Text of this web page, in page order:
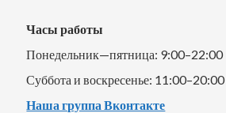
Часы работы
Понедельник—пятница: 9:00–22:00
Суббота и воскресенье: 11:00–20:00
Наша группа Вконтакте